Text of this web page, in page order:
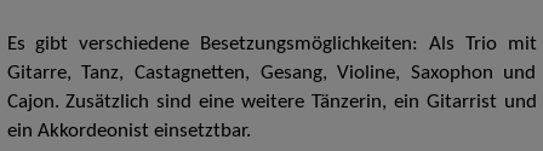
Es gibt verschiedene Besetzungsmöglichkeiten: Als Trio mit
Gitarre, Tanz, Castagnetten, Gesang, Violine, Saxophon und
Cajon. Zusätzlich sind eine weitere Tänzerin, ein Gitarrist und
ein Akkordeonist einsetztbar.